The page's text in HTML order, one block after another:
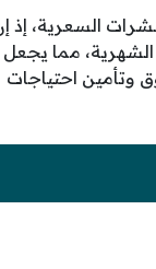
السعرية، إذ
الشهرية، مما يجعل
وتأمين احتياجات